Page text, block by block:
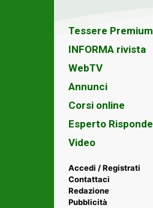
Tessere Premium
INFORMA rivista
WebTV
Annunci
Corsi online
Esperto Risponde
Video
Accedi / Registrati
Contattaci
Redazione
Pubblicità